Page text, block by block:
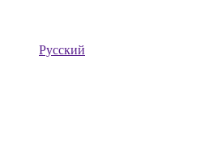
Русский